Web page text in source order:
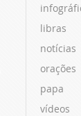
libras
notícias
orações
papa
vídeos